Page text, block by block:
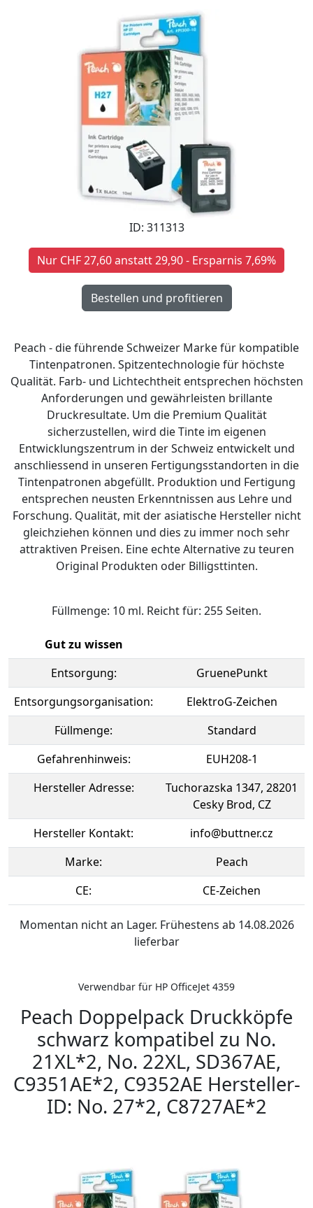
ID: 311313
Nur CHF 27,60 anstatt 29,90 - Ersparnis 7,69%
Peach - die führende Schweizer Marke für kompatible
Tintenpatronen. Spitzentechnologie für höchste
Qualität. Farb- und Lichtechtheit entsprechen höchsten
Anforderungen und gewährleisten brillante
Druckresultate. Um die Premium Qualität
sicherzustellen, wird die Tinte im eigenen
Entwicklungszentrum in der Schweiz entwickelt und
anschliessend in unseren Fertigungsstandorten in die
Tintenpatronen abgefüllt. Produktion und Fertigung
entsprechen neusten Erkenntnissen aus Lehre und
Forschung. Qualität, mit der asiatische Hersteller nicht
gleichziehen können und dies zu immer noch sehr
attraktiven Preisen. Eine echte Alternative zu teuren
Original Produkten oder Billigsttinten.
Füllmenge: 10 ml. Reicht für: 255 Seiten.
Gut zu wissen
Entsorgung:
GruenePunkt
Entsorgungsorganisation:
ElektroG-Zeichen
Füllmenge:
Standard
Gefahrenhinweis:
EUH208-1
Hersteller Adresse:
Tuchorazska 1347, 28201
Cesky Brod, CZ
Hersteller Kontakt:
info@buttner.cz
Marke:
Peach
CE:
CE-Zeichen
Momentan nicht an Lager. Frühestens ab 14.08.2026
lieferbar
Verwendbar für HP OfficeJet 4359
Peach Doppelpack Druckköpfe
schwarz kompatibel zu No.
21XL*2, No. 22XL, SD367AE,
C9351AE*2, C9352AE Hersteller-
ID: No. 27*2, C8727AE*2